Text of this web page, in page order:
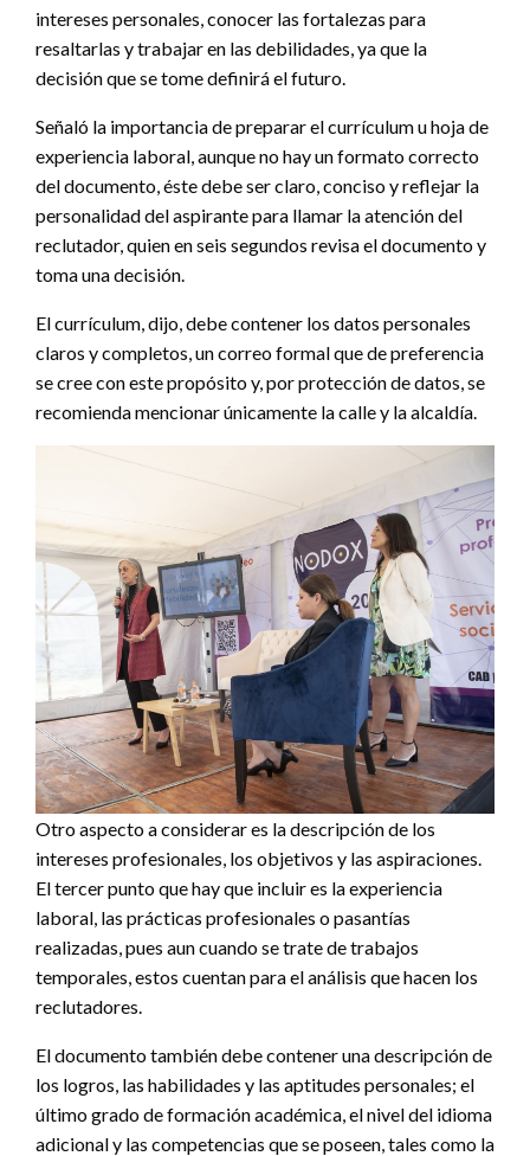
intereses personales, conocer las fortalezas para
resaltarlas y trabajar en las debilidades, ya que la
decisión que se tome definirá el futuro.
Señaló la importancia de preparar el currículum u hoja de
experiencia laboral, aunque no hay un formato correcto
del documento, éste debe ser claro, conciso y reflejar la
personalidad del aspirante para llamar la atención del
reclutador, quien en seis segundos revisa el documento y
toma una decisión.
El currículum, dijo, debe contener los datos personales
claros y completos, un correo formal que de preferencia
se cree con este propósito y, por protección de datos, se
recomienda mencionar únicamente la calle y la alcaldía.
Otro aspecto a considerar es la descripción de los
intereses profesionales, los objetivos y las aspiraciones.
El tercer punto que hay que incluir es la experiencia
laboral, las prácticas profesionales o pasantías
realizadas, pues aun cuando se trate de trabajos
temporales, estos cuentan para el análisis que hacen los
reclutadores.
El documento también debe contener una descripción de
los logros, las habilidades y las aptitudes personales; el
último grado de formación académica, el nivel del idioma
adicional y las competencias que se poseen, tales como la